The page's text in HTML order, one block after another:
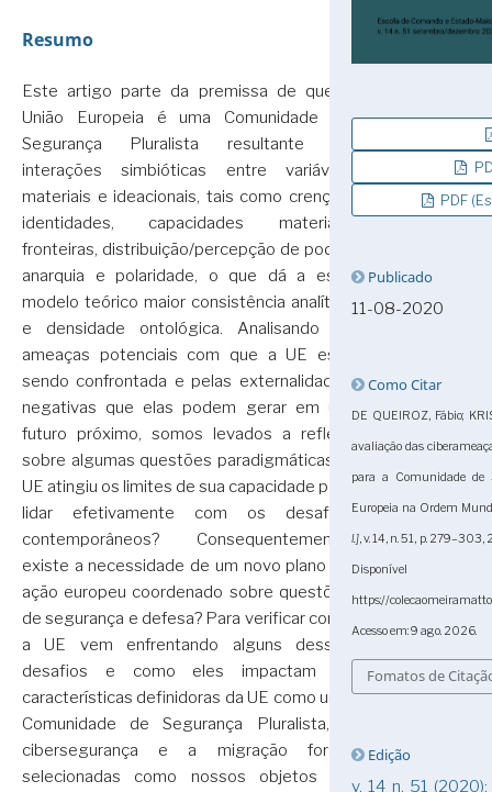
Resumo
Este artigo parte da premissa de que a
União Europeia é uma Comunidade de
Segurança Pluralista resultante de
interações simbióticas entre variáveis
materiais e ideacionais, tais como crenças,
identidades, capacidades materiais,
fronteiras, distribuição/percepção de poder,
anarquia e polaridade, o que dá a este
modelo teórico maior consistência analítica
e densidade ontológica. Analisando as
ameaças potenciais com que a UE está
sendo confrontada e pelas externalidades
negativas que elas podem gerar em um
futuro próximo, somos levados a refletir
sobre algumas questões paradigmáticas: a
UE atingiu os limites de sua capacidade para
lidar efetivamente com os desafios
contemporâneos? Consequentemente,
existe a necessidade de um novo plano de
ação europeu coordenado sobre questões
de segurança e defesa? Para verificar como
a UE vem enfrentando alguns desses
desafios e como eles impactam as
características definidoras da UE como uma
Comunidade de Segurança Pluralista, a
cibersegurança e a migração foram
selecionadas como nossos objetos de
PDF
Publicado
11-08-2020
Como Citar
DE QUEIROZ, Fábio;
avaliação das
para a Comunidade de
Europeia na Ordem
l.], v. 14, n. 51, p.
https://
Acesso em: 9 ago. 2026.
Fomatos de
Edição
v. 14 n. 51